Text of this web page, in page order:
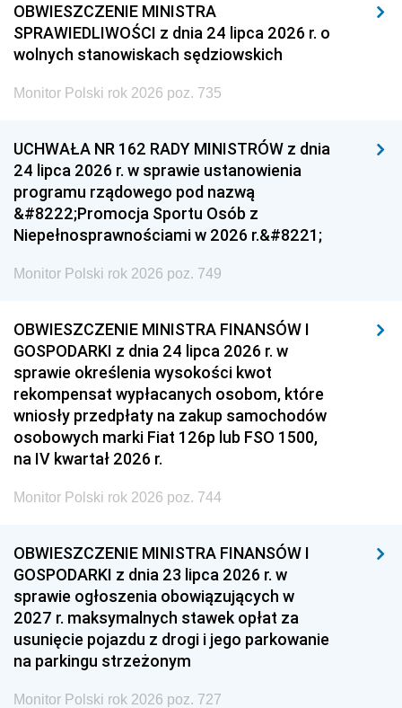
OBWIESZCZENIE MINISTRA
SPRAWIEDLIWOŚCI z dnia 24 lipca 2026 r. o
wolnych stanowiskach sędziowskich
Monitor Polski rok 2026 poz. 735
UCHWAŁA NR 162 RADY MINISTRÓW z dnia
24 lipca 2026 r. w sprawie ustanowienia
programu rządowego pod nazwą
&#8222;Promocja Sportu Osób z
Niepełnosprawnościami w 2026 r.&#8221;
Monitor Polski rok 2026 poz. 749
OBWIESZCZENIE MINISTRA FINANSÓW I
GOSPODARKI z dnia 24 lipca 2026 r. w
sprawie określenia wysokości kwot
rekompensat wypłacanych osobom, które
wniosły przedpłaty na zakup samochodów
osobowych marki Fiat 126p lub FSO 1500,
na IV kwartał 2026 r.
Monitor Polski rok 2026 poz. 744
OBWIESZCZENIE MINISTRA FINANSÓW I
GOSPODARKI z dnia 23 lipca 2026 r. w
sprawie ogłoszenia obowiązujących w
2027 r. maksymalnych stawek opłat za
usunięcie pojazdu z drogi i jego parkowanie
na parkingu strzeżonym
Monitor Polski rok 2026 poz. 727